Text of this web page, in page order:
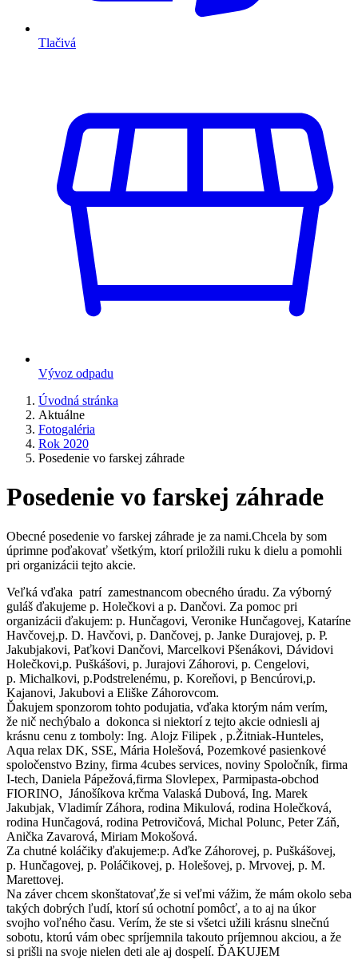
Tlačivá
Vývoz odpadu
Úvodná stránka
Aktuálne
Fotogaléria
Rok 2020
Posedenie vo farskej záhrade
Posedenie vo farskej záhrade
Obecné posedenie vo farskej záhrade je za nami.Chcela by som
úprimne poďakovať všetkým, ktorí priložili ruku k dielu a pomohli
pri organizácii tejto akcie.
Veľká vďaka patrí zamestnancom obecného úradu. Za výborný
guláš ďakujeme p. Holečkovi a p. Dančovi. Za pomoc pri
organizácii ďakujem: p. Hunčagovi, Veronike Hunčagovej, Kataríne
Havčovej,p. D. Havčovi, p. Dančovej, p. Janke Durajovej, p. P.
Jakubjakovi, Paťkovi Dančovi, Marcelkovi Pšenákovi, Dávidovi
Holečkovi,p. Puškášovi, p. Jurajovi Záhorovi, p. Cengelovi,
p. Michalkovi, p.Podstrelenému, p. Koreňovi, p Bencúrovi,p.
Kajanovi, Jakubovi a Eliške Záhorovcom.
Ďakujem sponzorom tohto podujatia, vďaka ktorým nám verím,
že nič nechýbalo a dokonca si niektorí z tejto akcie odniesli aj
krásnu cenu z tomboly: Ing. Alojz Filipek , p.Žitniak-Hunteles,
Aqua relax DK, SSE, Mária Holešová, Pozemkové pasienkové
spoločenstvo Bziny, firma 4cubes services, noviny Spoločník, firma
I-tech, Daniela Pápežová,firma Slovlepex, Parmipasta-obchod
FIORINO, Jánošíkova krčma Valaská Dubová, Ing. Marek
Jakubjak, Vladimír Záhora, rodina Mikulová, rodina Holečková,
rodina Hunčagová, rodina Petrovičová, Michal Polunc, Peter Záň,
Anička Zavarová, Miriam Mokošová.
Za chutné koláčiky ďakujeme:p. Aďke Záhorovej, p. Puškášovej,
p. Hunčagovej, p. Poláčikovej, p. Holešovej, p. Mrvovej, p. M.
Marettovej.
Na záver chcem skonštatovať,že si veľmi vážim, že mám okolo seba
takých dobrých ľudí, ktorí sú ochotní pomôcť, a to aj na úkor
svojho voľného času. Verím, že ste si všetci užili krásnu slnečnú
sobotu, ktorú vám obec spríjemnila takouto príjemnou akciou, a že
si prišli na svoje nielen deti ale aj dospelí. ĎAKUJEM